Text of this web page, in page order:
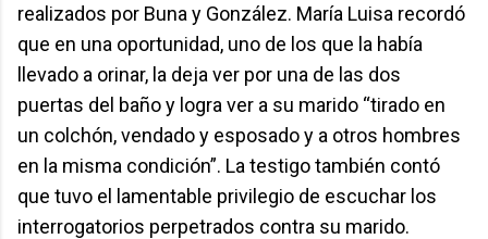
realizados por Buna y González. María Luisa recordó
que en una oportunidad, uno de los que la había
llevado a orinar, la deja ver por una de las dos
puertas del baño y logra ver a su marido “tirado en
un colchón, vendado y esposado y a otros hombres
en la misma condición”. La testigo también contó
que tuvo el lamentable privilegio de escuchar los
interrogatorios perpetrados contra su marido.